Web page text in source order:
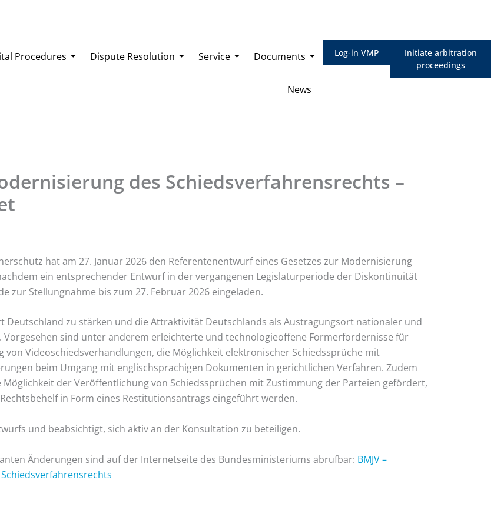
Procedures Dispute Resolution Service Documents
News
Log-in VMP
Initiate arbitration
proceedings
des Schiedsverfahrensrechts –
hat am 27. Januar 2026 den Referentenentwurf eines Gesetzes zur Modernisierung
ein entsprechender Entwurf in der vergangenen Legislaturperiode der Diskontinuität
zur Stellungnahme bis zum 27. Februar 2026 eingeladen.
Deutschland zu stärken und die Attraktivität Deutschlands als Austragungsort nationaler und
sind unter anderem erleichterte und technologieoffene Formerfordernisse für
von Videoschiedsverhandlungen, die Möglichkeit elektronischer Schiedssprüche mit
beim Umgang mit englischsprachigen Dokumenten in gerichtlichen Verfahren. Zudem
der Veröffentlichung von Schiedssprüchen mit Zustimmung der Parteien gefördert,
in Form eines Restitutionsantrags eingeführt werden.
und beabsichtigt, sich aktiv an der Konsultation zu beteiligen.
Änderungen sind auf der Internetseite des Bundesministeriums abrufbar: BMJV –